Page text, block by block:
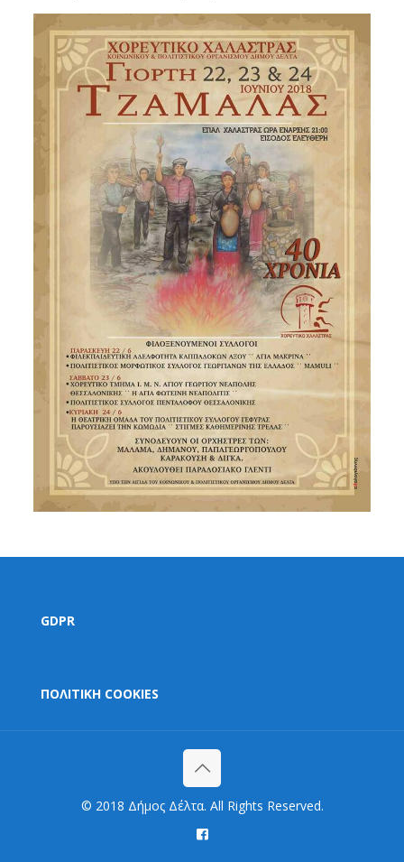
GDPR
ΠΟΛΙΤΙΚΗ COOKIES
© 2018 Δήμος Δέλτα. All Rights Reserved.